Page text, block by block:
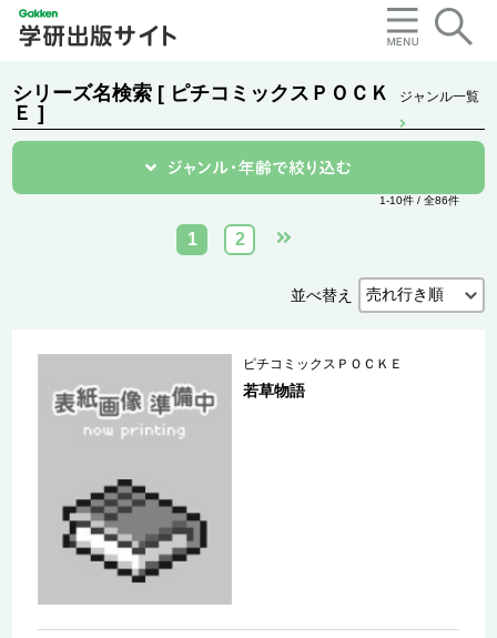
シリーズ名検索 [ ピチコミックスＰＯＣＫ
Ｅ ]
ジャンル一覧
1-10件 / 全86件
1 2
並べ替え
ピチコミックスＰＯＣＫＥ
若草物語